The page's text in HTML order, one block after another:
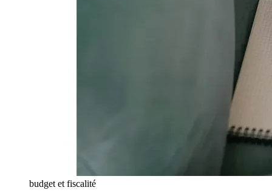
budget et fiscalité